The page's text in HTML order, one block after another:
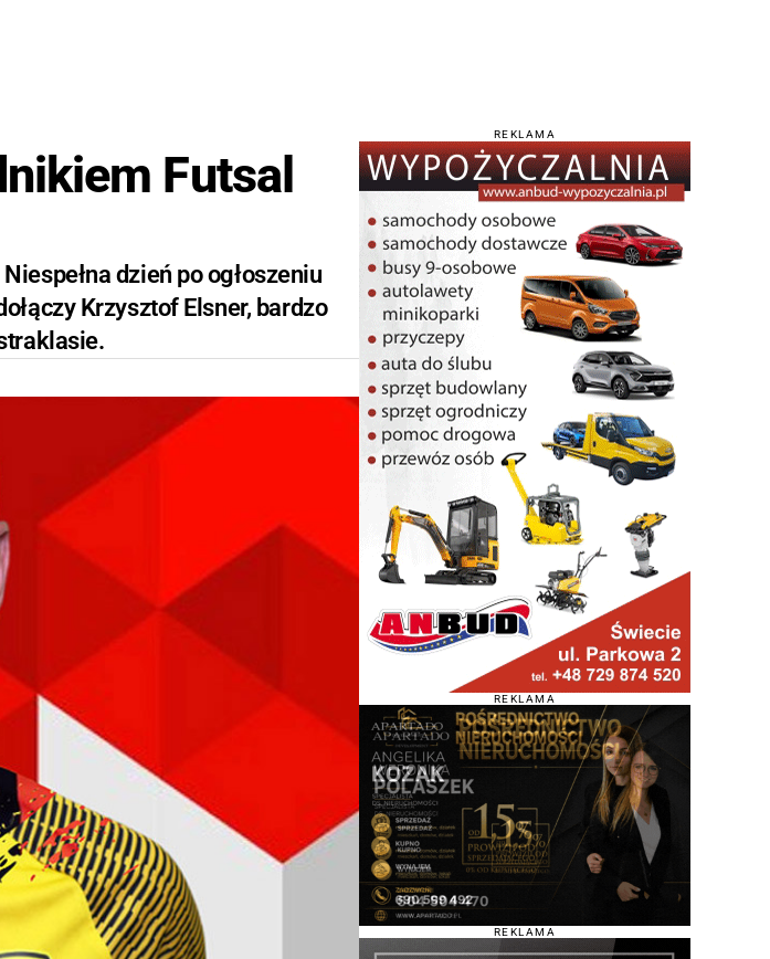
Futsal
dzień po ogłoszeniu
Krzysztof Elsner, bardzo
REKLAMA
REKLAMA
REKLAMA